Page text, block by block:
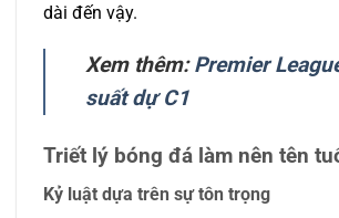
dài đến vậy.
Xem thêm:Premier
suất dự C1
Triết lý bóng đá làm nên tên
Kỷ luật dựa trên sự tôn trọng